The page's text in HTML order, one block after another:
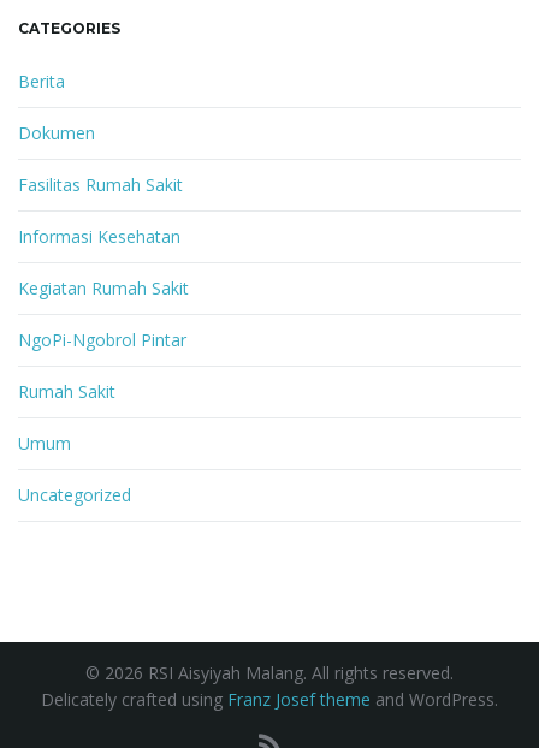
CATEGORIES
Berita
Dokumen
Fasilitas Rumah Sakit
Informasi Kesehatan
Kegiatan Rumah Sakit
NgoPi-Ngobrol Pintar
Rumah Sakit
Umum
Uncategorized
© 2026 RSI Aisyiyah Malang. All rights reserved.
Delicately crafted using Franz Josef theme and WordPress.